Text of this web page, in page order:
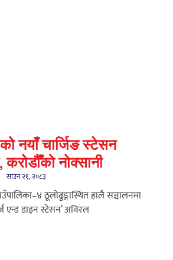
नयाँ चार्जिङ स्टेसन
करोडौँको नोक्सानी
साउन २१, २०८३
ठूलोढुङ्गास्थित हालै सञ्चालनमा
एन्ड डाइन स्टेसन’ अविरल